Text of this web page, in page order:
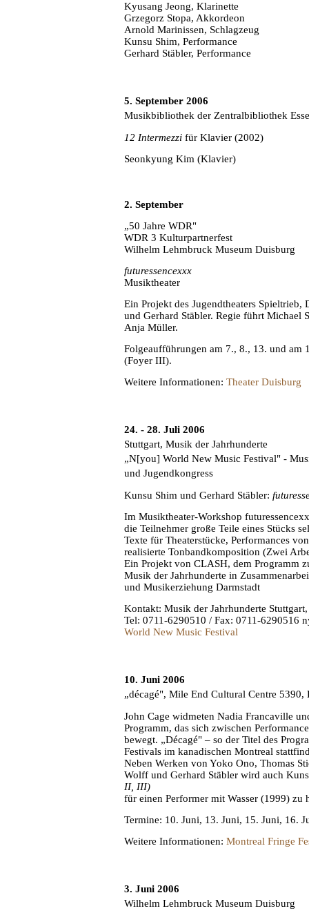
Kyusang Jeong, Klarinette
Grzegorz Stopa, Akkordeon
Arnold Marinissen, Schlagzeug
Kunsu Shim, Performance
Gerhard Stäbler, Performance
5. September 2006
Musikbibliothek der Zentralbibliothek
12 Intermezzi für Klavier (2002)
Seonkyung Kim (Klavier)
2. September
„50 Jahre WDR"
WDR 3 Kulturpartnerfest
Wilhelm Lehmbruck Museum Duisburg
futuressencexxx
Musiktheater
Ein Projekt des Jugendtheaters
und Gerhard Stäbler. Regie führt Michael
Anja Müller.
Folgeaufführungen am 7., 8., 13. und am
(Foyer III).
Weitere Informationen: Theater Duisburg
24. - 28. Juli 2006
Stuttgart, Musik der Jahrhunderte
„N[you] World New Music Festival" -
und Jugendkongress
Kunsu Shim und Gerhard Stäbler:
Im Musiktheater-Workshop
die Teilnehmer große Teile eines Stücks
Texte für Theaterstücke, Performances
realisierte Tonbandkomposition (Zwei
Ein Projekt von CLASH, dem Programm
Musik der Jahrhunderte in
und Musikerziehung Darmstadt
Kontakt: Musik der Jahrhunderte
Tel: 0711-6290510 / Fax: 0711-6290516
World New Music Festival
10. Juni 2006
„décagé", Mile End Cultural Centre
John Cage widmeten Nadia Francaville
Programm, das sich zwischen
bewegt. „Décagé" – so der Titel des
Festivals im kanadischen Montreal
Neben Werken von Yoko Ono, Thomas
Wolff und Gerhard Stäbler wird auch
II, III)
für einen Performer mit Wasser (1999) zu
Termine: 10. Juni, 13. Juni, 15. Juni, 16.
Weitere Informationen: Montreal Fringe
3. Juni 2006
Wilhelm Lehmbruck Museum Duisburg